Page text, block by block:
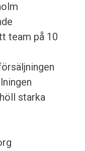
team på 10
starka